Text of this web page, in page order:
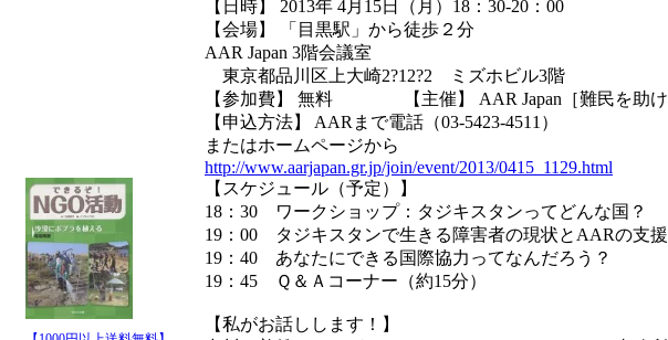
【日時】 2013年 4月15日（月）18：30-20：00
【会場】 「目黒駅」から徒歩２分
AAR Japan 3階会議室
東京都品川区上大崎2?12?2 ミズホビル3階
【参加費】 無料 【主催】 AAR Japan［難民を助け
【申込方法】 AARまで電話（03-5423-4511）
またはホームページから
http://www.aarjapan.gr.jp/join/event/2013/0415_1129.html
【スケジュール（予定）】
18：30 ワークショップ：タジキスタンってどんな国？
19：00 タジキスタンで生きる障害者の現状とAARの支
19：40 あなたにできる国際協力ってなんだろう？
19：45 Ｑ＆Ａコーナー（約15分）
【私がお話しします！】